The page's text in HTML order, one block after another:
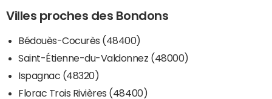
Villes proches des Bondons
Bédouès-Cocurès (48400)
Saint-Étienne-du-Valdonnez (48000)
Ispagnac (48320)
Florac Trois Rivières (48400)